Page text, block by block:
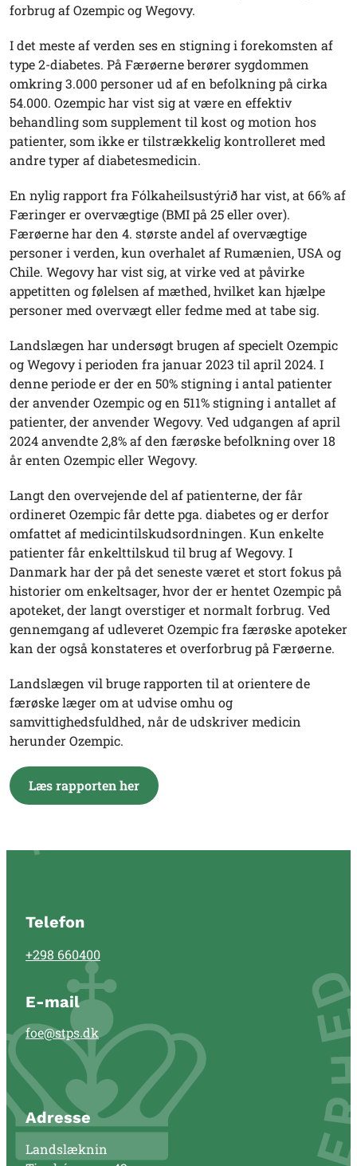
forbrug af Ozempic og Wegovy.
I det meste af verden ses en stigning i forekomsten af
type 2-diabetes. På Færøerne berører sygdommen
omkring 3.000 personer ud af en befolkning på cirka
54.000. Ozempic har vist sig at være en effektiv
behandling som supplement til kost og motion hos
patienter, som ikke er tilstrækkelig kontrolleret med
andre typer af diabetesmedicin.
En nylig rapport fra Fólkaheilsustýrið har vist, at 66% af
Færinger er overvægtige (BMI på 25 eller over).
Færøerne har den 4. største andel af overvægtige
personer i verden, kun overhalet af Rumænien, USA og
Chile. Wegovy har vist sig, at virke ved at påvirke
appetitten og følelsen af mæthed, hvilket kan hjælpe
personer med overvægt eller fedme med at tabe sig.
Landslægen har undersøgt brugen af specielt Ozempic
og Wegovy i perioden fra januar 2023 til april 2024. I
denne periode er der en 50% stigning i antal patienter
der anvender Ozempic og en 511% stigning i antallet af
patienter, der anvender Wegovy. Ved udgangen af april
2024 anvendte 2,8% af den færøske befolkning over 18
år enten Ozempic eller Wegovy.
Langt den overvejende del af patienterne, der får
ordineret Ozempic får dette pga. diabetes og er derfor
omfattet af medicintilskudsordningen. Kun enkelte
patienter får enkelttilskud til brug af Wegovy. I
Danmark har der på det seneste været et stort fokus på
historier om enkeltsager, hvor der er hentet Ozempic på
apoteket, der langt overstiger et normalt forbrug. Ved
gennemgang af udleveret Ozempic fra færøske apoteker
kan der også konstateres et overforbrug på Færøerne.
Landslægen vil bruge rapporten til at orientere de
færøske læger om at udvise omhu og
samvittighedsfuldhed, når de udskriver medicin
herunder Ozempic.
Læs rapporten her
Telefon
+298 660400
E-mail
foe@stps.dk
Adresse
Landslæknin